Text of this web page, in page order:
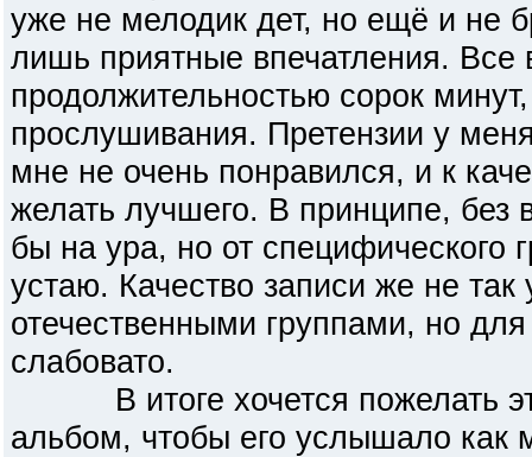
уже не мелодик дет, но ещё и не
лишь приятные впечатления. Все
продолжительностью сорок
прослушивания. Претензии у
мне не очень понравился, и к
желать лучшего. В принципе, без
бы на ура, но от специфического
устаю. Качество записи же не
отечественными группами, но
слабовато.
В итоге хочется пожелать
альбом, чтобы его услышало как